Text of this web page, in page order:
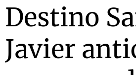
Destino
Javier